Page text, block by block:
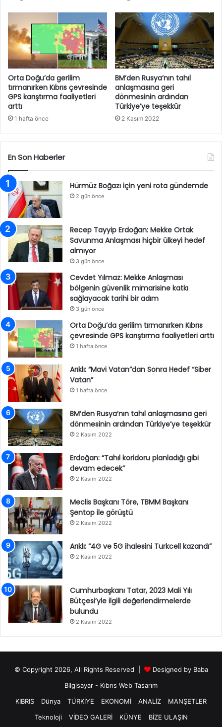
Orta Doğu’da gerilim
tırmanırken Kıbrıs çevresinde
GPS karıştırma faaliyetleri
arttı
1 hafta önce
BM’den Rusya’nın tahıl
anlaşmasına geri
dönmesinin ardından
Türkiye’ye teşekkür
2 Kasım 2022
En Son Haberler
Hürmüz Boğazı için yeni rota gündemde
2 gün önce
Recep Tayyip Erdoğan: Mekke Ortak
Savunma Anlaşması hiçbir ülkeyi hedef
almıyor
3 gün önce
Cevdet Yılmaz: Mekke Anlaşması
bölgenin güvenlik mimarisine katkı
sağlayacak tarihi bir adım
3 gün önce
Orta Doğu’da gerilim tırmanırken Kıbrıs
çevresinde GPS karıştırma faaliyetleri arttı
1 hafta önce
Arıklı: “Mavi Vatan”dan Sonra Hedef “Siber
Vatan”
1 hafta önce
BM’den Rusya’nın tahıl anlaşmasına geri
dönmesinin ardından Türkiye’ye teşekkür
2 Kasım 2022
Erdoğan: “Tahıl koridoru planladığı gibi
devam edecek”
2 Kasım 2022
Meclis Başkanı Töre, TBMM Başkanı
Şentop ile görüştü
2 Kasım 2022
Arıklı: “4G ve 5G ihalesini Turkcell kazandı”
2 Kasım 2022
Cumhurbaşkanı Tatar, 2023 Mali Yılı
Bütçesi’yle ilgili değerlendirmelerde
bulundu
2 Kasım 2022
© Copyright 2026, All Rights Reserved | Designed by Baba
Bilgisayar - Kıbrıs Web Tasarım
KIBRIS
Dünya TÜRKİYE EKONOMİ ANALİZ
MANŞETLER
Teknoloji
VİDEO GALERİ KÜNYE BİZE ULAŞIN